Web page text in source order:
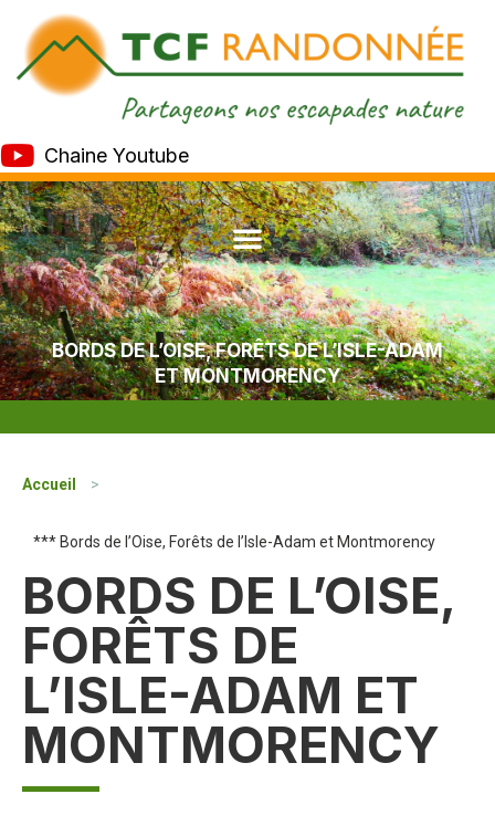
Chaine Youtube
BORDS DE L’OISE, FORÊTS DE L’ISLE-ADAM
ET MONTMORENCY
Accueil >
*** Bords de l’Oise, Forêts de l’Isle-Adam et Montmorency
BORDS DE L’OISE,
FORÊTS DE
L’ISLE-ADAM ET
MONTMORENCY